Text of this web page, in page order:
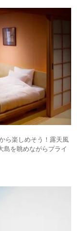
ら楽しめそう！露天風
島を眺めながらプライ